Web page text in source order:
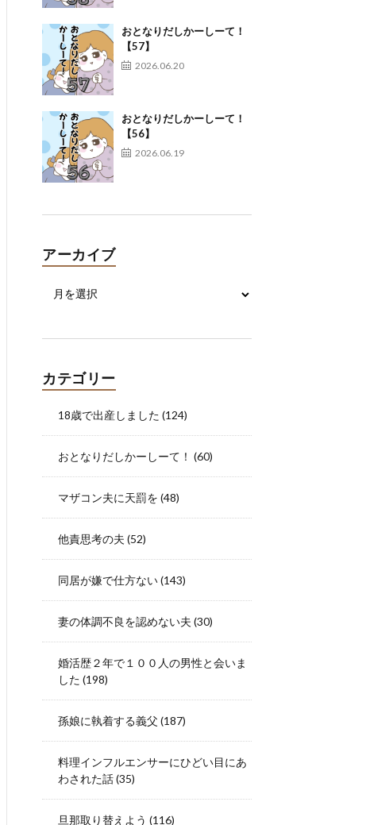
おとなりだしかーしーて！
【57】
2026.06.20
おとなりだしかーしーて！
【56】
2026.06.19
アーカイブ
カテゴリー
18歳で出産しました (124)
おとなりだしかーしーて！ (60)
マザコン夫に天罰を (48)
他責思考の夫 (52)
同居が嫌で仕方ない(143)
妻の体調不良を認めない夫 (30)
婚活歴２年で１００人の男性と会いま
した (198)
孫娘に執着する義父 (187)
料理インフルエンサーにひどい目にあ
わされた話(35)
旦那取り替えよう (116)